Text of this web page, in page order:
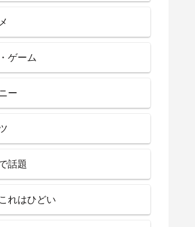
ゲーム
ー
話題
れはひどい